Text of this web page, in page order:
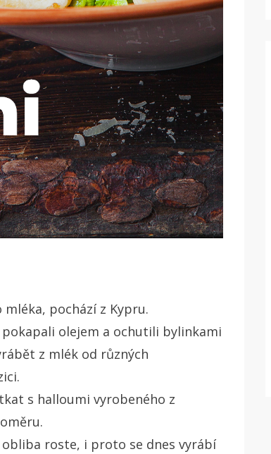
pochází z Kypru.
olejem a ochutili bylinkami
z mlék od různých
s halloumi vyrobeného z
roste, i proto se dnes vyrábí